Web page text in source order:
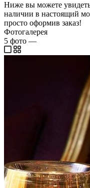
Ниже вы можете
наличии в настоящий
просто оформив заказ!
Фотогалерея
5 фото —